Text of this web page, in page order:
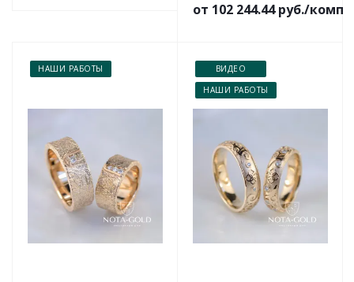
от 102 244.44 руб./
НАШИ РАБОТЫ
ВИДЕО
НАШИ РАБОТЫ